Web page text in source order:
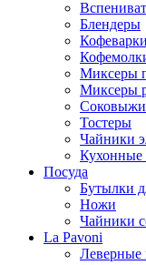
Блендеры
Миксеры
Миксеры
Тостеры
Чайники
Кухонные
Посуда
Бутылки
Ножи
Чайники
La Pavoni